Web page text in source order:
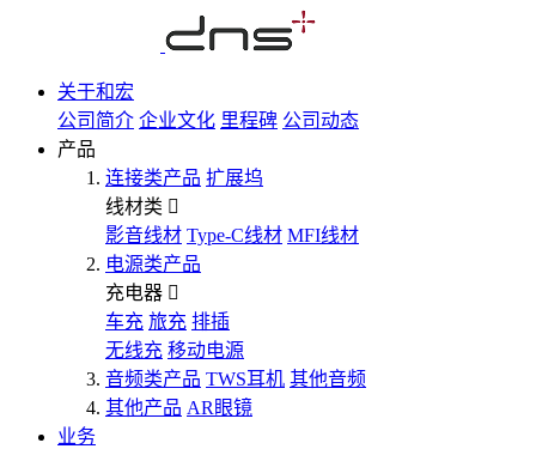
关于和宏
公司简介 企业文化 里程碑 公司动态
产品
连接类产品 扩展坞
线材类
影音线材 Type-C线材 MFI线材
电源类产品
充电器
车充 旅充 排插
无线充 移动电源
音频类产品 TWS耳机 其他音频
其他产品 AR眼镜
业务